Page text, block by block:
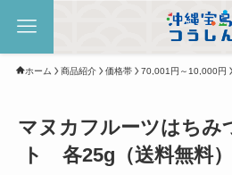
ホーム 商品紹介 価格帯 70,001円～10,000円
マヌカフルーツはちみ
ト 各25g（送料無料